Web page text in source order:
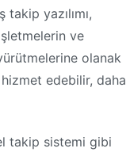
yazılımı,
ve
olanak
edebilir, daha
takip sistemi gibi